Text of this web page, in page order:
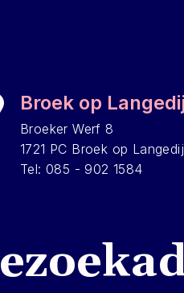
Broek op
Broeker Werf 8
1721 PC Broek op
Tel: 085 - 902 1584